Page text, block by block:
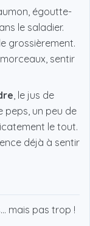
égoutte-
le saladier.
grossièrement.
sentir
, le jus de
peps, un peu de
le tout.
déjà à sentir
mais pas trop !